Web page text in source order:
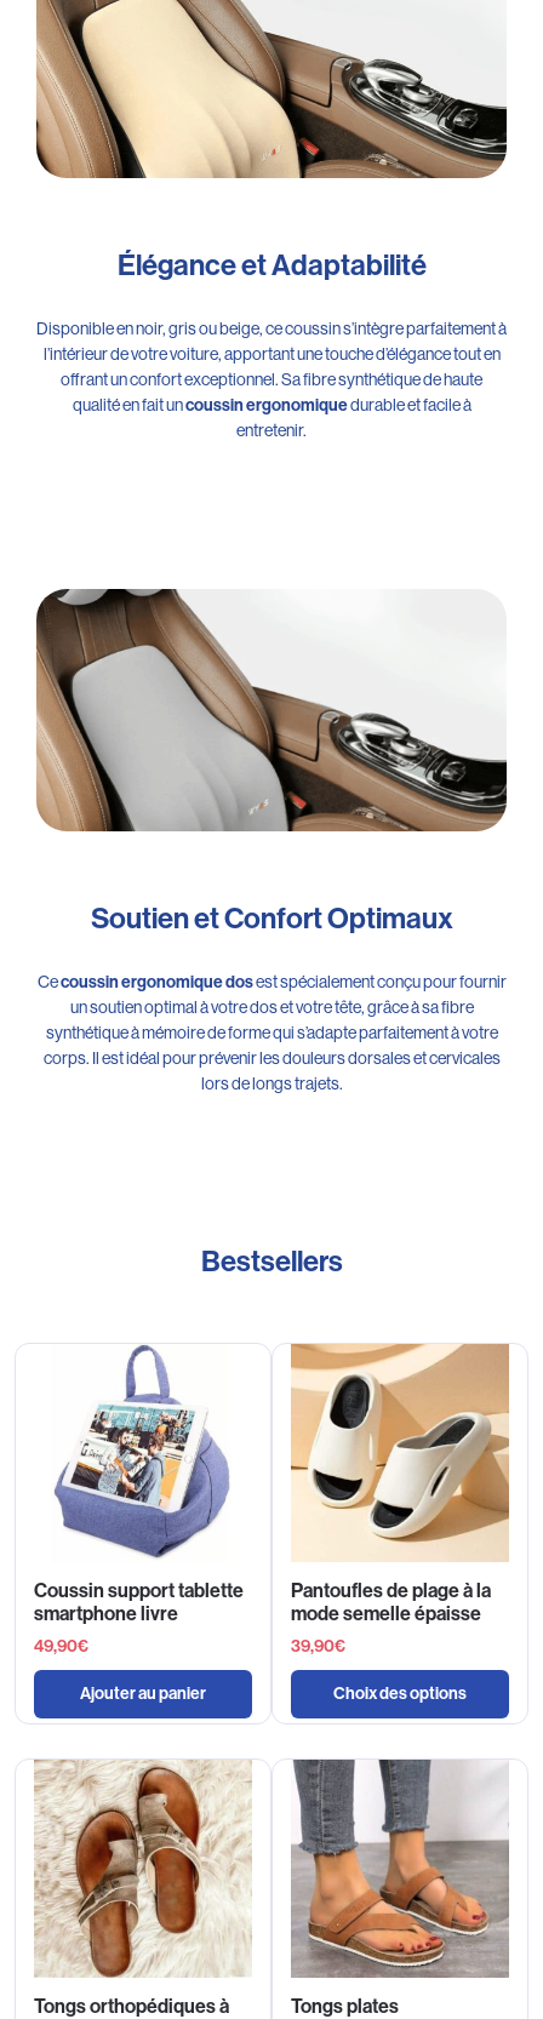
Élégance et Adaptabilité
Disponible en noir, gris ou beige, ce coussin s’intègre parfaitement à
l’intérieur de votre voiture, apportant une touche d’élégance tout en
offrant un confort exceptionnel. Sa fibre synthétique de haute
qualité en fait uncoussin ergonomiquedurable et facile à
entretenir.
Soutien et Confort Optimaux
Cecoussin ergonomique dosest spécialement conçu pour fournir
un soutien optimal à votre dos et votre tête, grâce à sa fibre
synthétique à mémoire de forme qui s’adapte parfaitement à votre
corps. Il est idéal pour prévenir les douleurs dorsales et cervicales
lors de longs trajets.
Bestsellers
Coussin support tablette
smartphone livre
49,90€
Ajouter au panier
Pantoufles de plage à la
mode semelle épaisse
39,90€
Choix des options
Tongs orthopédiques à
Tongs plates